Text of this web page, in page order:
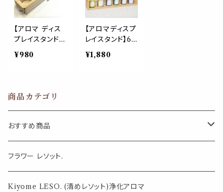
気分転換 リフレ
ッシュ 朝 仕事
勉強 外出 携帯
日本製 男性 女
ント
水 ホルモン 魅
惑 乙女 オリエン
タル アロマスプ
レー フレグラン
【アロマ ディス
プレイスタンド】
6本用 木製 エッ
センシャルオイル
ク ホルダー ケ
ース 天然 ワー
ク オシャレ ショ
ップ 生活 教室
¥980
【アロマディスプ
レイスタンド】6
本用 エッセンシ
ャルオイル 精油
シャレ
¥1,880
商品カテゴリ
おすすめ商品
気になる虫対策に
薄荷の香りで体感温度-4℃ !? スースーシリーズ
フラワー レソット.
Kiyome LESO. (清めレソット)浄化アロマ